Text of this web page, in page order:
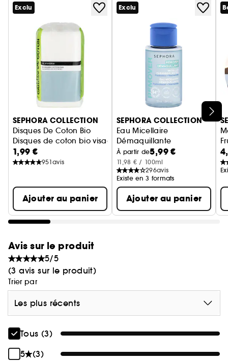
Ignorer le carrousel produits
Exclu
SEPHORA COLLECTION
Disques De Coton Bio
Disques de coton bio visage, yeux et cou
1,99 €
951avis
Ajouter au panier
Exclu
SEPHORA COLLECTION
Eau Micellaire
Démaquillante
Demaquille + Protège
À partir de5,99 €
11,98 € / 100ml
296avis
Existe en 3 formats
Ajouter au panier
Avis sur le produit
5/5
(3 avis sur le produit)
Trier par
Les plus récents
Tous (3)
5
(3)